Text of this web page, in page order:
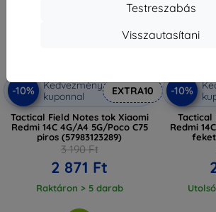
Testreszabás
Visszautasítani
-10%
Kedvezmény
kuponnal
EXTRA10
Tactical Field Notes tok Xiaomi
Redmi 14C 4G/A4 5G/Poco C75
piros (57983123289)
3 190 Ft
2 871 Ft
Raktáron > 5 darab
-10%
Tactical
Redmi